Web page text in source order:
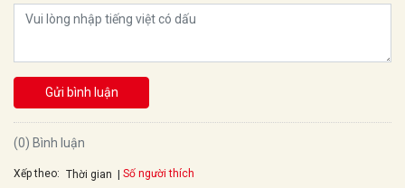
Gửi bình luận
(0) Bình luận
Xếp theo: Thời gian Số người thích